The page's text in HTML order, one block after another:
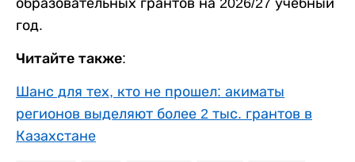
год.
Читайте также:
Шанс для тех, кто не прошел: акиматы
регионов выделяют более 2 тыс. грантов в
Казахстане